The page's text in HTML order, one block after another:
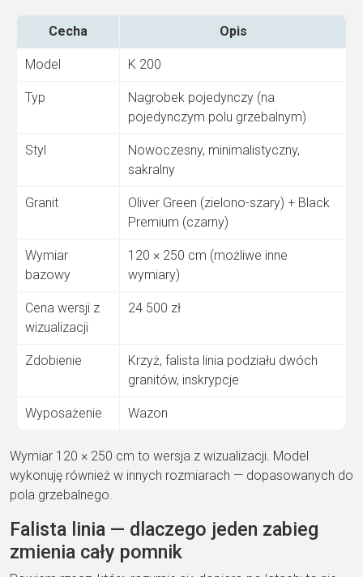
Cecha Opis
Model K 200
Typ
Nagrobek pojedynczy (na
pojedynczym polu grzebalnym)
Styl
Nowoczesny, minimalistyczny,
sakralny
Granit Oliver Green (zielono-szary) + Black
Premium (czarny)
Wymiar
bazowy
120 × 250 cm (możliwe inne
wymiary)
Cena wersji z
wizualizacji
24 500 zł
Zdobienie Krzyż, falista linia podziału dwóch
granitów, inskrypcje
Wyposażenie Wazon
Wymiar 120 × 250 cm to wersja z wizualizacji. Model
wykonuję również w innych rozmiarach — dopasowanych do
pola grzebalnego.
Falista linia — dlaczego jeden zabieg
zmienia cały pomnik